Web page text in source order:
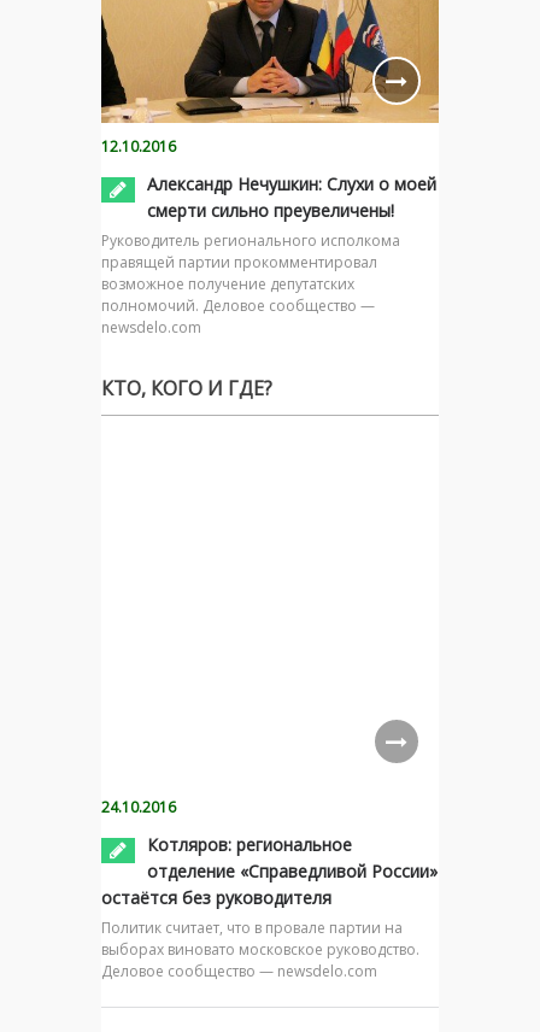
12.10.2016
Александр Нечушкин: Слухи о моей
смерти сильно преувеличены!
Руководитель регионального исполкома
правящей партии прокомментировал
возможное получение депутатских
полномочий. Деловое сообщество —
newsdelo.com
КТО, КОГО И ГДЕ?
24.10.2016
Котляров: региональное
отделение «Справедливой России»
остаётся без руководителя
Политик считает, что в провале партии на
выборах виновато московское руководство.
Деловое сообщество — newsdelo.com